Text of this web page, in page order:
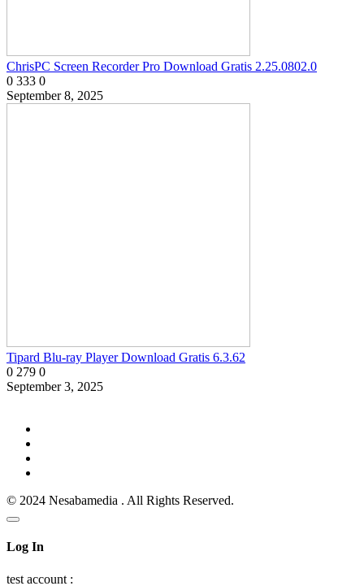
ChrisPC Screen Recorder Pro Download Gratis 2.25.0802.0
0 333 0
September 8, 2025
Tipard Blu-ray Player Download Gratis 6.3.62
0 279 0
September 3, 2025
© 2024 Nesabamedia . All Rights Reserved.
Log In
test account :